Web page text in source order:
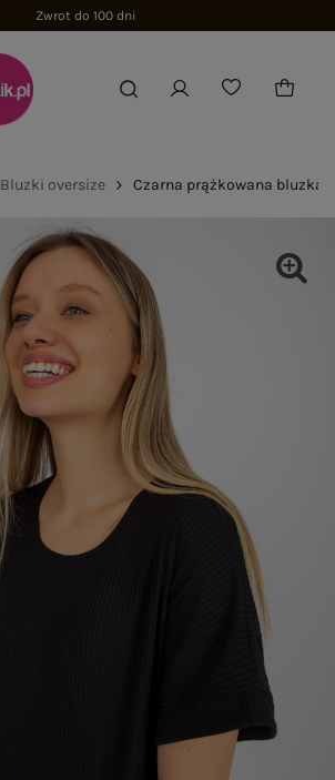
Zwrot do 100 dni
Bluzki oversize Czarna prążkowana bluzka